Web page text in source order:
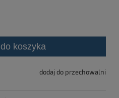
do koszyka
dodaj do przechowalni